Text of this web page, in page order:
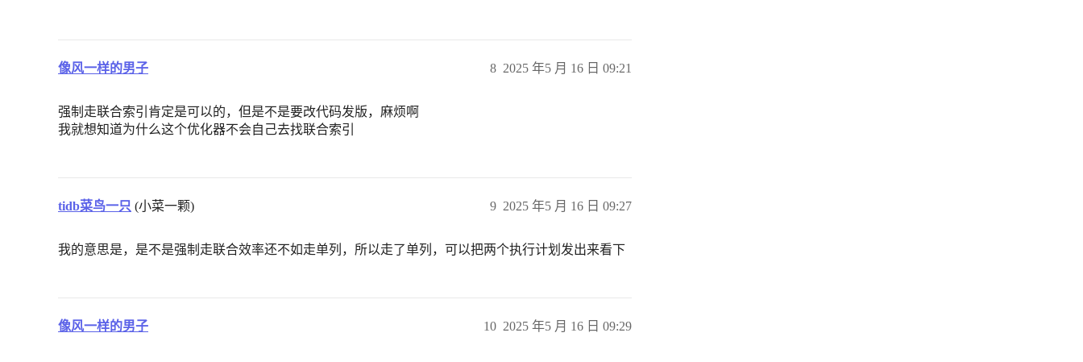
像风一样的男子 2025 年5 月 16 日 09:21
8
强制走联合索引肯定是可以的，但是不是要改代码发版，麻烦啊
我就想知道为什么这个优化器不会自己去找联合索引
tidb菜鸟一只 (小菜一颗) 2025 年5 月 16 日 09:27
9
我的意思是，是不是强制走联合效率还不如走单列，所以走了单列，可以把两个执行计划发出来看下
像风一样的男子 2025 年5 月 16 日 09:29
10